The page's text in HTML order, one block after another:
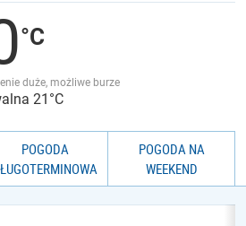
duże, możliwe burze
21°C
POGODA
POGODA NA
WEEKEND